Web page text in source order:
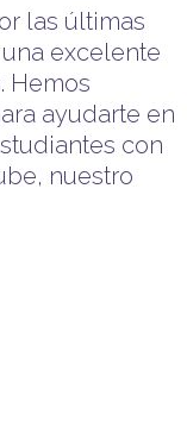
las últimas
excelente
Hemos
ayudarte en
con
nuestro